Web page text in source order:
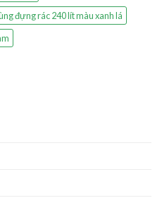
đựng rác 240 lít màu xanh lá